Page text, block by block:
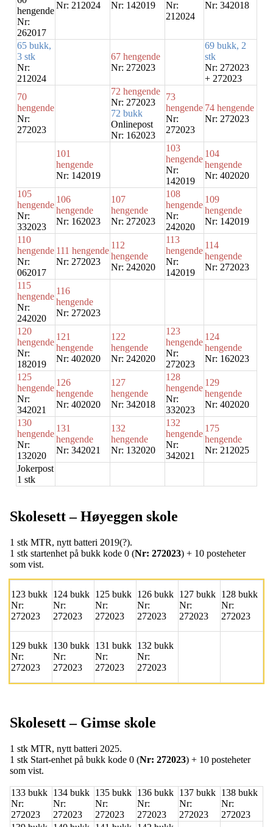
hengende
Nr:
262017
Nr: 212024 Nr: 142019
Nr:
212024
Nr: 342018
65 bukk,
3 stk
Nr:
212024
67 hengende
Nr: 272023
69 bukk, 2
stk
Nr: 272023
+ 272023
70
hengende
Nr:
272023
72 hengende
Nr: 272023
72 bukk
Onlinepost
Nr: 162023
73
hengende
Nr:
272023
74 hengende
Nr: 272023
101
hengende
Nr: 142019
103
hengende
Nr:
142019
104
hengende
Nr: 402020
105
hengende
Nr:
332023
106
hengende
Nr: 162023
107
hengende
Nr: 272023
108
hengende
Nr:
242020
109
hengende
Nr: 142019
110
hengende
Nr:
062017
111 hengende
Nr: 272023
112
hengende
Nr: 242020
113
hengende
Nr:
142019
114
hengende
Nr: 272023
115
hengende
Nr:
242020
116
hengende
Nr: 272023
120
hengende
Nr:
182019
121
hengende
Nr: 402020
122
hengende
Nr: 242020
123
hengende
Nr:
272023
124
hengende
Nr: 162023
125
hengende
Nr:
342021
126
hengende
Nr: 402020
127
hengende
Nr: 342018
128
hengende
Nr:
332023
129
hengende
Nr: 402020
130
hengende
Nr:
132020
131
hengende
Nr: 342021
132
hengende
Nr: 132020
132
hengende
Nr:
342021
175
hengende
Nr: 212025
Jokerpost
1 stk
Skolesett – Høyeggen skole
1 stk MTR, nytt batteri 2019(?).
1 stk startenhet på bukk kode 0 (Nr: 272023) + 10 posteheter
som vist.
123 bukk
Nr:
272023
124 bukk
Nr:
272023
125 bukk
Nr:
272023
126 bukk
Nr:
272023
127 bukk
Nr:
272023
128 bukk
Nr:
272023
129 bukk
Nr:
272023
130 bukk
Nr:
272023
131 bukk
Nr:
272023
132 bukk
Nr:
272023
Skolesett – Gimse skole
1 stk MTR, nytt batteri 2025.
1 stk Start‑enhet på bukk kode 0 (Nr: 272023) + 10 posteheter
som vist.
133 bukk
Nr:
272023
134 bukk
Nr:
272023
135 bukk
Nr:
272023
136 bukk
Nr:
272023
137 bukk
Nr:
272023
138 bukk
Nr:
272023